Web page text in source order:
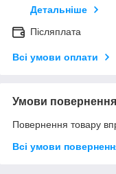
Детальніше
Післяплата
Всі умови оплати
Умови повернення
Повернення товару
Всі умови